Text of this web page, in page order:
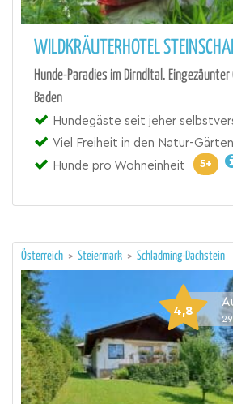
WILDKRÄUTERHOTEL
Hunde-Paradies im Dirndltal. Eingezäunter
Baden
Hundegäste seit jeher
Viel Freiheit in den Natur-Gärten
Hunde pro Wohneinheit
5+
Österreich > Steiermark > Schladming-Dachstein
4,8
29